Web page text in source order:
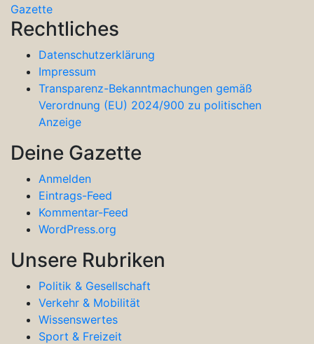
Gazette
Rechtliches
Datenschutzerklärung
Impressum
Transparenz-Bekanntmachungen gemäß
Verordnung (EU) 2024/900 zu politischen
Anzeige
Deine Gazette
Anmelden
Eintrags-Feed
Kommentar-Feed
WordPress.org
Unsere Rubriken
Politik & Gesellschaft
Verkehr & Mobilität
Wissenswertes
Sport & Freizeit